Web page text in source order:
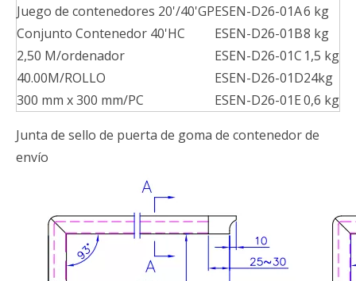
Juego de contenedores 20'/40'GPESEN-D26-01A6 kg
Conjunto Contenedor 40'HC
ESEN-D26-01B8 kg
2,50 M/ordenador
ESEN-D26-01C 1,5 kg
40.00M/ROLLO
ESEN-D26-01D24kg
300 mm x 300 mm/PC
ESEN-D26-01E0,6 kg
Junta de sello de puerta de goma de contenedor de
envío